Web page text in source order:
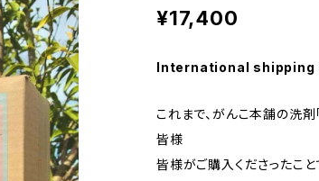
¥17,400
International shipping
これまで、がんこ本舗の洗剤
皆様
皆様がご購入くださったこ